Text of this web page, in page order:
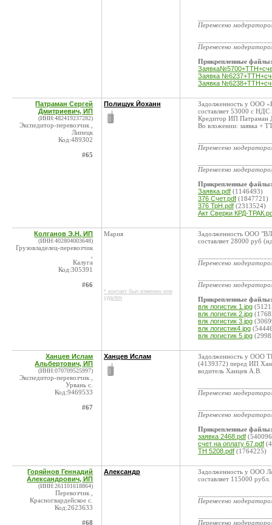
Перенесено
Перенесено
Прикрепленные файлы:
Заявка
Заявка
Патраман Сергей
Дмитриевич, ИП
(ИНН:482419237282)
Экспедитор-перевозчик ,
Липецк
Код:489302
#65
Полищук Йоханн
Задолженность у ООО
составляет 53000 с
Кредитор ИП Патраман
Во вложении: заявка +
Перенесено
Перенесено
Прикрепленные файлы:
Заявка.pdf (1146493)
376 Счет.pdf (1847721)
376 ТрН.pdf (2313524)
Акт Сверки КРД-
Колганов Э.Н. ИП
(ИНН:402804003648)
Грузовладелец-перевозчик
Калуга
Код:305391
#66
Мария
* контакт был изменен или
удален
Задолженность ООО
составляет 28000 руб
Перенесено
Перенесено
Прикрепленные файлы:
влк логистик 1.jpg
влк логистик 2.jpg
влк логистик 3.jpg
влк логистик4.jpg
влк логистик 5.jpg
Ханцев Ислам
Альбертович, ИП
(ИНН:070709525997)
Экспедитор-перевозчик ,
Урвань с.
Код:9469533
#67
Ханцев Ислам
Задолженность у ООО
(4139372) перед ИП
водитель Ханцев А.В.
Перенесено
Перенесено
Прикрепленные файлы:
заявка 2468.pdf
счет на оплату 67.pdf
ТН 5208.pdf (1764225)
Горяйнов Геннадий
Александрович, ИП
(ИНН:261101618864)
Перевозчик ,
Красногвардейское с.
Код:2623633
#68
Александр
Задолженность у ООО
составляет 115000
Перенесено
Перенесено